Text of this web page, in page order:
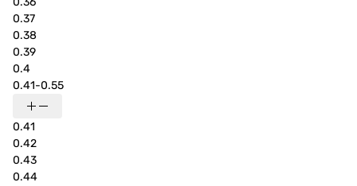
0.37
0.38
0.39
0.4
0.41-0.55
0.41
0.42
0.43
0.44